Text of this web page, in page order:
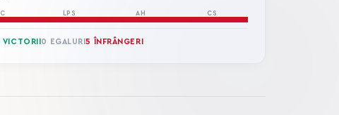
LPS AH CS
VICTORII 0 EGALURI5 ÎNFRÂNGERI